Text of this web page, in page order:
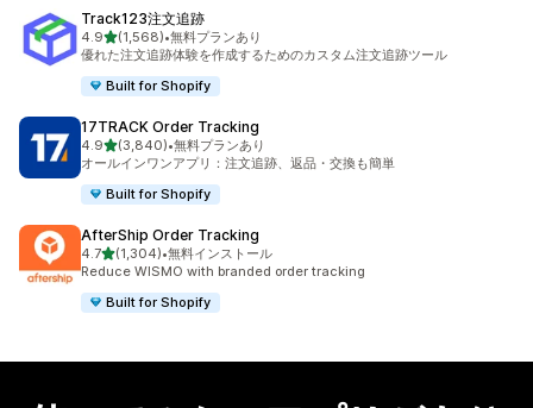
Track123注文追跡
4.95つ星中
(1,568)
合計レビュー数：1568件
•無料プランあり
優れた注文追跡体験を作成するためのカスタム注文追跡ツール
Built for Shopify
17TRACK Order Tracking
4.95つ星中
(3,840)
合計レビュー数：3840件
•無料プランあり
オールインワンアプリ：注文追跡、返品・交換も簡単
Built for Shopify
AfterShip Order Tracking
4.75つ星中
(1,304)
合計レビュー数：1304件
•無料インストール
Reduce WISMO with branded order tracking
Built for Shopify